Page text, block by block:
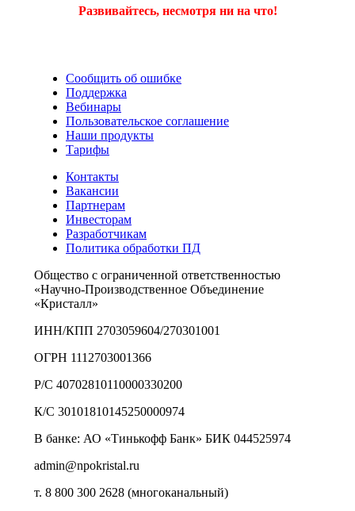
Развивайтесь, несмотря ни на что!
Сообщить об ошибке
Поддержка
Вебинары
Пользовательское соглашение
Наши продукты
Тарифы
Контакты
Вакансии
Партнерам
Инвесторам
Разработчикам
Политика обработки ПД
Общество с ограниченной ответственностью
«Научно-Производственное Объединение
«Кристалл»
ИНН/КПП 2703059604/270301001
ОГРН 1112703001366
Р/С 40702810110000330200
К/С 30101810145250000974
В банке: АО «Тинькофф Банк» БИК 044525974
admin@npokristal.ru
т. 8 800 300 2628 (многоканальный)